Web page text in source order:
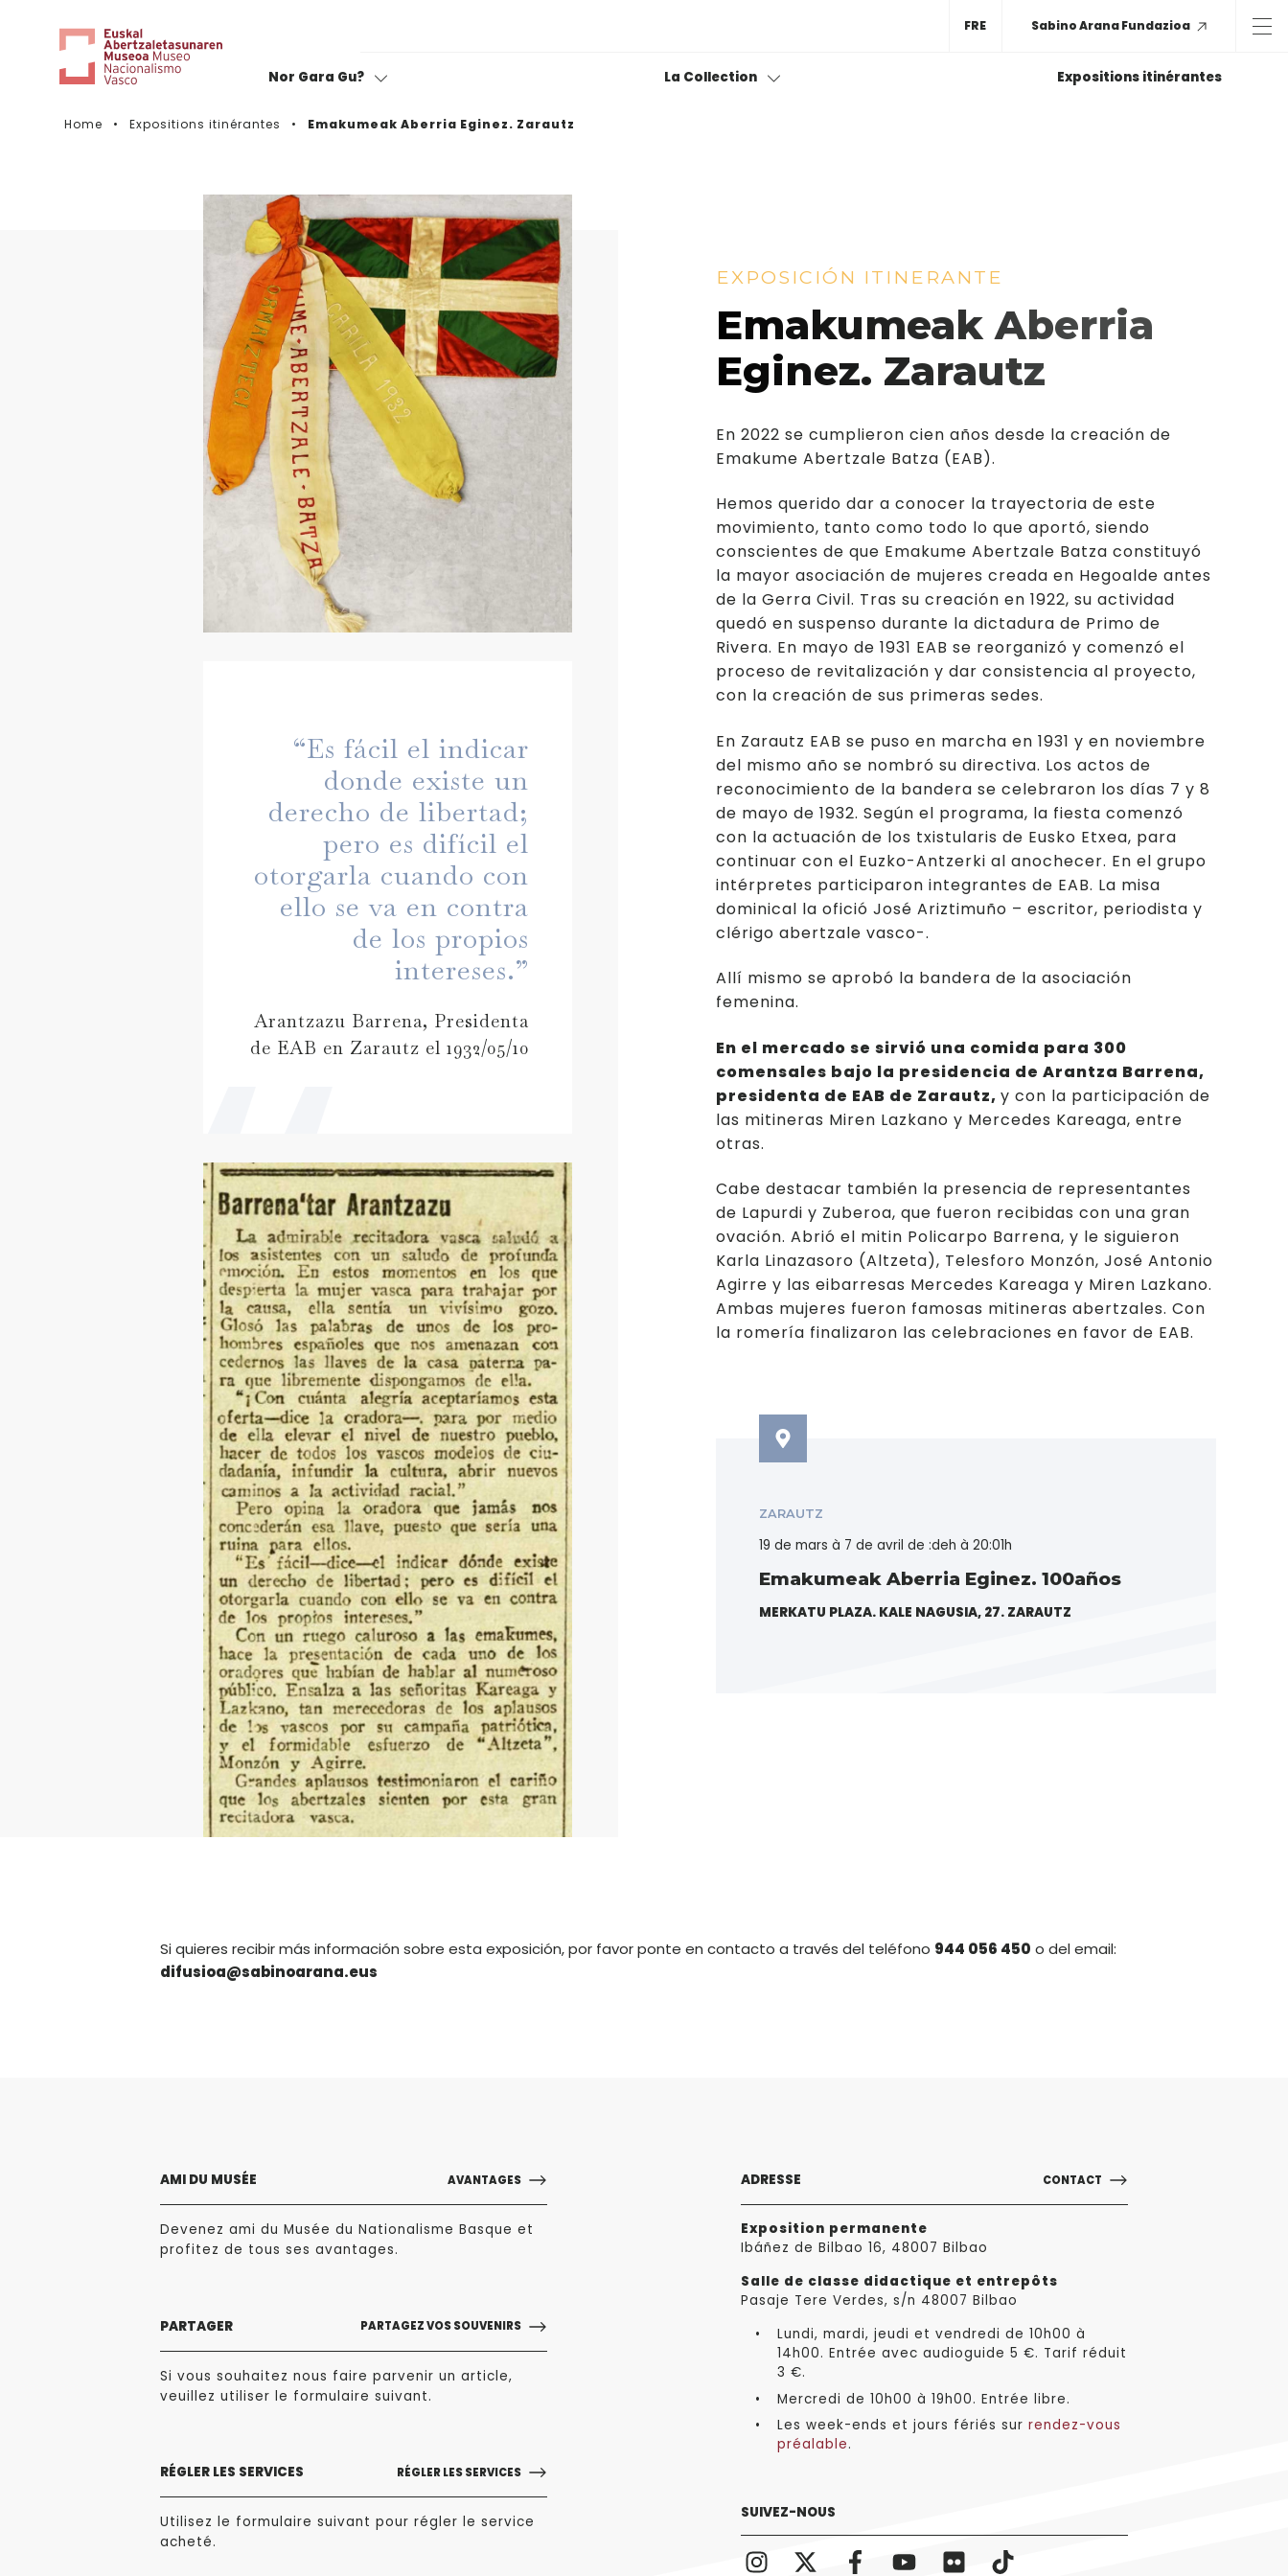
Nor Gara Gu? La Collection Expositions itinérantes
FRE Sabino Arana Fundazioa
Home Expositions itinérantes Emakumeak Aberria Eginez. Zarautz
EXPOSICIÓN ITINERANTE
Emakumeak Aberria
Eginez. Zarautz
En 2022 se cumplieron cien años desde la creación de
Emakume Abertzale Batza (EAB).
Hemos querido dar a conocer la trayectoria de este
movimiento, tanto como todo lo que aportó, siendo
conscientes de que Emakume Abertzale Batza constituyó
la mayor asociación de mujeres creada en Hegoalde antes
de la Gerra Civil. Tras su creación en 1922, su actividad
quedó en suspenso durante la dictadura de Primo de
Rivera. En mayo de 1931 EAB se reorganizó y comenzó el
proceso de revitalización y dar consistencia al proyecto,
con la creación de sus primeras sedes.
En Zarautz EAB se puso en marcha en 1931 y en noviembre
del mismo año se nombró su directiva. Los actos de
reconocimiento de la bandera se celebraron los días 7 y 8
de mayo de 1932. Según el programa, la fiesta comenzó
con la actuación de los txistularis de Eusko Etxea, para
continuar con el Euzko-Antzerki al anochecer. En el grupo
intérpretes participaron integrantes de EAB. La misa
dominical la ofició José Ariztimuño – escritor, periodista y
clérigo abertzale vasco-.
Allí mismo se aprobó la bandera de la asociación
femenina.
En el mercado se sirvió una comida para 300
comensales bajo la presidencia de Arantza Barrena,
presidenta de EAB de Zarautz, y con la participación de
las mitineras Miren Lazkano y Mercedes Kareaga, entre
otras.
Cabe destacar también la presencia de representantes
de Lapurdi y Zuberoa, que fueron recibidas con una gran
ovación. Abrió el mitin Policarpo Barrena, y le siguieron
Karla Linazasoro (Altzeta), Telesforo Monzón, José Antonio
Agirre y las eibarresas Mercedes Kareaga y Miren Lazkano.
Ambas mujeres fueron famosas mitineras abertzales. Con
la romería finalizaron las celebraciones en favor de EAB.
ZARAUTZ
19 de mars à 7 de avril de :deh à 20:01h
Emakumeak Aberria Eginez. 100años
MERKATU PLAZA. KALE NAGUSIA, 27. ZARAUTZ
“Es fácil el indicar
donde existe un
derecho de libertad;
pero es difícil el
otorgarla cuando con
ello se va en contra
de los propios
intereses.”
Arantzazu Barrena, Presidenta
de EAB en Zarautz el 1932/05/10
Si quieres recibir más información sobre esta exposición, por favor ponte en contacto a través del teléfono 944 056 450 o del email:
difusioa@sabinoarana.eus
AMI DU MUSÉE AVANTAGES
Devenez ami du Musée du Nationalisme Basque et
profitez de tous ses avantages.
PARTAGER PARTAGEZ VOS SOUVENIRS
Si vous souhaitez nous faire parvenir un article,
veuillez utiliser le formulaire suivant.
RÉGLER LES SERVICES RÉGLER LES SERVICES
Utilisez le formulaire suivant pour régler le service
acheté.
ADRESSE CONTACT
Exposition permanente
Ibáñez de Bilbao 16, 48007 Bilbao
Salle de classe didactique et entrepôts
Pasaje Tere Verdes, s/n 48007 Bilbao
Lundi, mardi, jeudi et vendredi de 10h00 à
14h00. Entrée avec audioguide 5 €. Tarif réduit
3 €.
Mercredi de 10h00 à 19h00. Entrée libre.
Les week-ends et jours fériés sur rendez-vous
préalable.
SUIVEZ-NOUS